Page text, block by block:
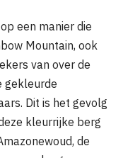
een manier die
Mountain, ook
van over de
gekleurde
Dit is het gevolg
kleurrijke berg
de